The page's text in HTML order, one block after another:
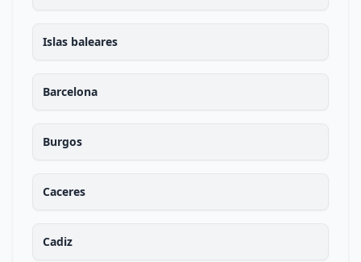
Islas baleares
Barcelona
Burgos
Caceres
Cadiz